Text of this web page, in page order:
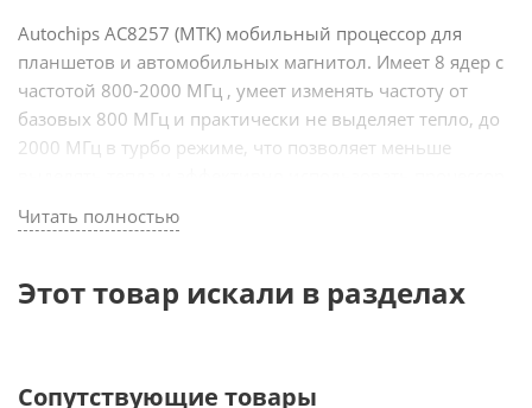
Autochips AC8257 (MTK) мобильный процессор для
планшетов и автомобильных магнитол. Имеет 8 ядер с
частотой 800-2000 МГц , умеет изменять частоту от
базовых 800 МГц и практически не выделяет тепло, до
2000 МГц в турбо режиме, что позволяет меньше
в автомобиле при широком диапазоне температур,
использовать пассивное охлаждение. За работу видео
который так же используется во многих мобильных
телефонах и планшетах.
Читать полностью
Этот товар искали в разделах
Сопутствующие товары